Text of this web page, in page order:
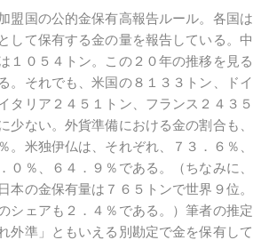
盟国の公的金保有高報告ルール。各国は
して保有する金の量を報告している。中
１０５４トン。この２０年の推移を見る
。それでも、米国の８１３３トン、ドイ
タリア２４５１トン、フランス２４３５
少ない。外貨準備における金の割合も、
。米独伊仏は、それぞれ、７３．６％、
０％、６４．９％である。（ちなみに、
本の金保有量は７６５トンで世界９位。
シェアも２．４％である。）筆者の推定
外準」ともいえる別勘定で金を保有して